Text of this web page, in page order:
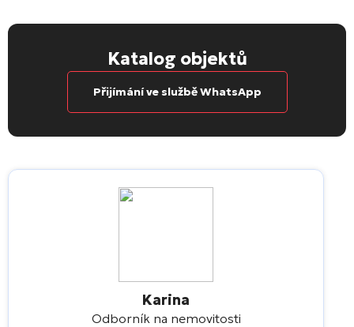
Katalog objektů
Přijímání ve službě WhatsApp
Karina
Odborník na nemovitosti